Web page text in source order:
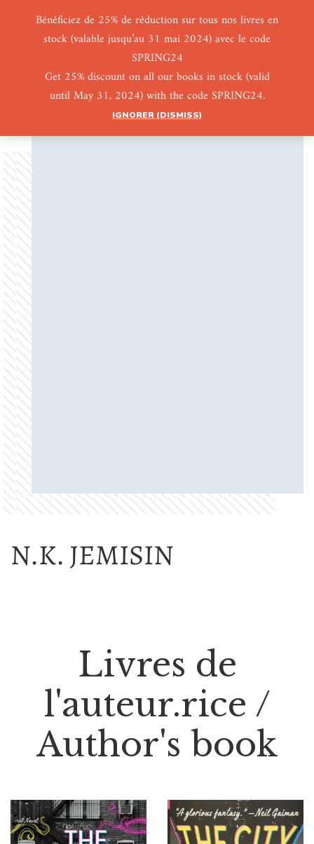
Bénéficiez de 25% de réduction sur tous nos livres en
stock (valable jusqu’au 31 mai 2024) avec le code
SPRING24
Get 25% discount on all our books in stock (valid
until May 31, 2024) with the code SPRING24.
IGNORER (DISMISS)
0 0
N.K. JEMISIN
Livres de
l'auteur.rice /
Author's book